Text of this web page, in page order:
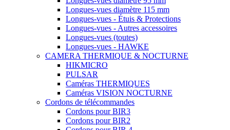
Longues-vues diamètre 115 mm
Longues-vues - Étuis & Protections
Longues-vues - Autres accessoires
Longues-vues (toutes)
Longues-vues - HAWKE
CAMERA THERMIQUE & NOCTURNE
HIKMICRO
PULSAR
Caméras THERMIQUES
Caméras VISION NOCTURNE
Cordons de télécommandes
Cordons pour BIR3
Cordons pour BIR2